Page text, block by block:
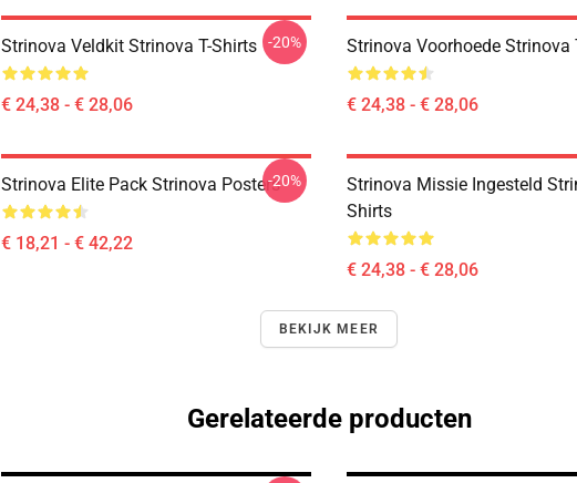
Strinova Veldkit Strinova T-Shirts
€ 24,38 - € 28,06
-20% Strinova Voorhoede Strinova
€ 24,38 - € 28,06
Strinova Elite Pack Strinova Posters
€ 18,21 - € 42,22
-20%
Strinova Missie Ingesteld
Shirts
€ 24,38 - € 28,06
BEKIJK MEER
Gerelateerde producten